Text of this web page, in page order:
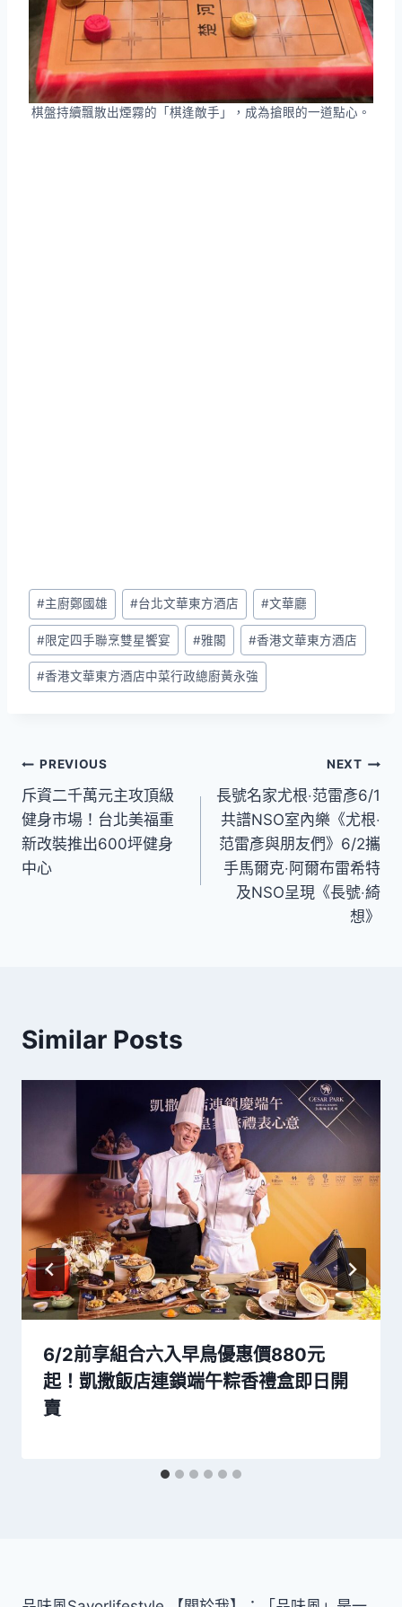
棋盤持續飄散出煙霧的「棋逢敵手」，成為搶眼的一道點心。
Post
Tags:
#主廚鄭國雄 #台北文華東方酒店 #文華廳
#限定四手聯烹雙星饗宴 #雅閣 #香港文華東方酒店
#香港文華東方酒店中菜行政總廚黃永強
文
章
導
覽
PREVIOUS
斥資二千萬元主攻頂級
健身市場！台北美福重
新改裝推出600坪健身
中心
NEXT
長號名家尤根‧范雷彥6/1
共譜NSO室內樂《尤根‧
范雷彥與朋友們》6/2攜
手馬爾克‧阿爾布雷希特
及NSO呈現《長號‧綺
想》
Similar Posts
6/2前享組合六入早鳥優惠價880元
起！凱撒飯店連鎖端午粽香禮盒即日開
賣